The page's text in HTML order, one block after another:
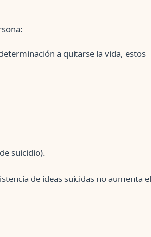
a quitarse la vida, estos
suicidio).
de ideas suicidas no aumenta el